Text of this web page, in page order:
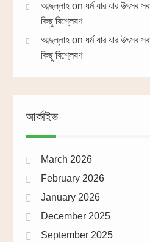
আব্দুল্লাহon ধর্ম যার যার উৎসব
কিছু বিশ্লেষণ
আব্দুল্লাহon ধর্ম যার যার উৎসব
কিছু বিশ্লেষণ
আর্কাইভ
March 2026
February 2026
January 2026
December 2025
September 2025